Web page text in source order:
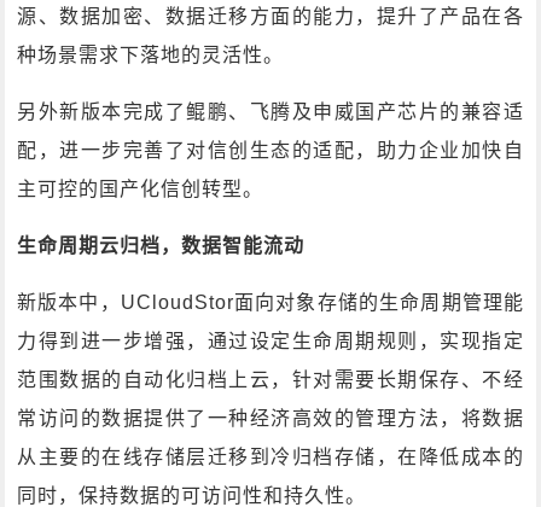
源、数据加密、数据迁移方面的能力，提升了产品在各
种场景需求下落地的灵活性。
另外新版本完成了鲲鹏、飞腾及申威国产芯片的兼容适
配，进一步完善了对信创生态的适配，助力企业加快自
主可控的国产化信创转型。
生命周期云归档，数据智能流动
新版本中，UCloudStor面向对象存储的生命周期管理能
力得到进一步增强，通过设定生命周期规则，实现指定
范围数据的自动化归档上云，针对需要长期保存、不经
常访问的数据提供了一种经济高效的管理方法，将数据
从主要的在线存储层迁移到冷归档存储，在降低成本的
同时，保持数据的可访问性和持久性。